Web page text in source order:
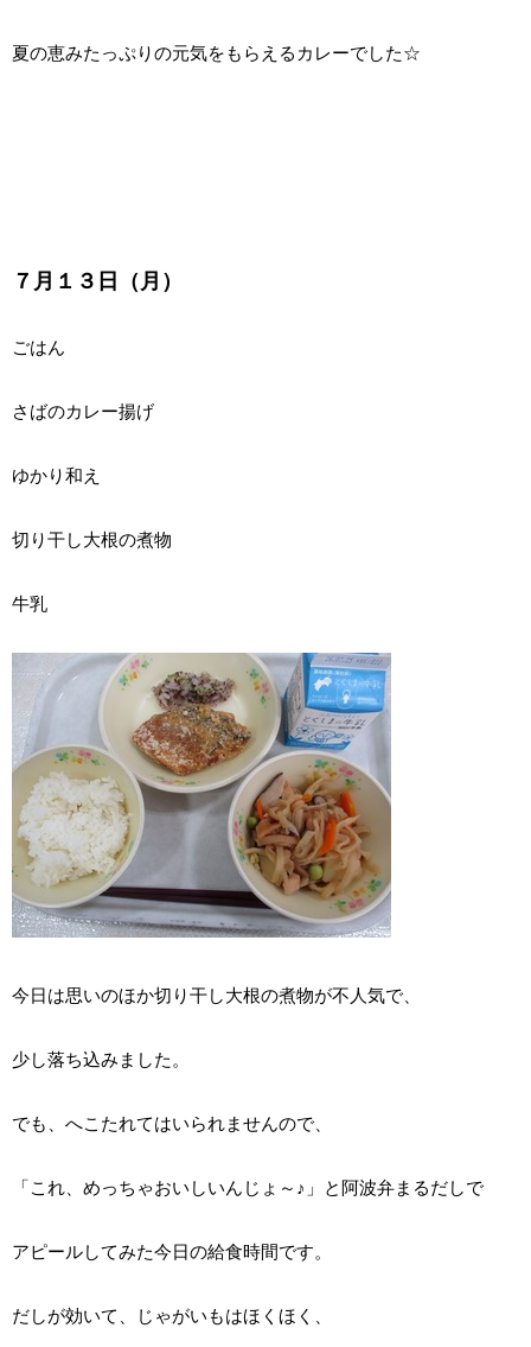
夏の恵みたっぷりの元気をもらえるカレーでした☆
７月１３日（月）
ごはん
さばのカレー揚げ
ゆかり和え
切り干し大根の煮物
牛乳
今日は思いのほか切り干し大根の煮物が不人気で、
少し落ち込みました。
でも、へこたれてはいられませんので、
「これ、めっちゃおいしいんじょ～♪」と阿波弁まるだしで
アピールしてみた今日の給食時間です。
だしが効いて、じゃがいもはほくほく、